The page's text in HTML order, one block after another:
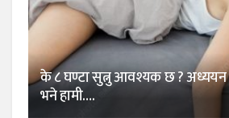
के ८ घण्टा सुत्नु आवश्यक छ ? अध्ययन
भने हामी….